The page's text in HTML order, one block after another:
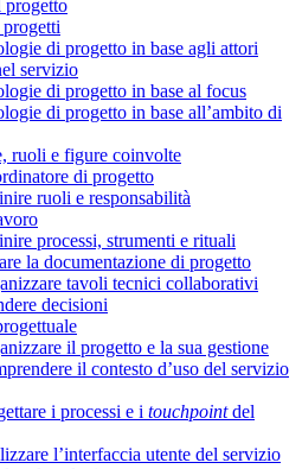
di progetto in base agli attori
servizio
di progetto in base al focus
di progetto in base all’ambito di
ruoli e figure coinvolte
di progetto
ruoli e responsabilità
processi, strumenti e rituali
la documentazione di progetto
tavoli tecnici collaborativi
decisioni
il progetto e la sua gestione
il contesto d’uso del servizio
i processi e i touchpointdel
l’interfaccia utente del servizio